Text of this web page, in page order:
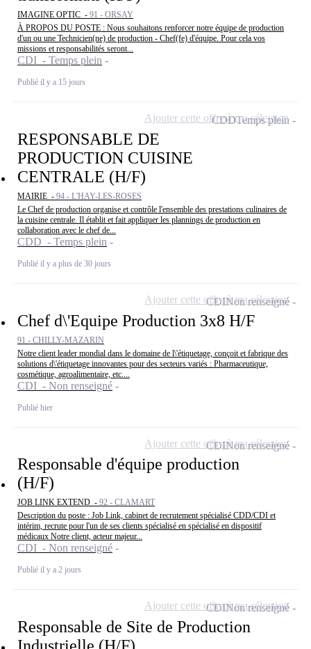
IMAGINE OPTIC - 91 - ORSAY
À PROPOS DU POSTE : Nous souhaitons renforcer notre équipe de production
d'un ou une Technicien(ne) de production - Chef(fe) d'équipe. Pour cela vos
missions et responsabilités seront...
CDI - Temps plein
Publié il y a 15 jours
RESPONSABLE DE
PRODUCTION CUISINE
CENTRALE (H/F)
MAIRIE - 94 - L'HAY-LES-ROSES
Le Chef de production organise et contrôle l'ensemble des prestations culinaires de
la cuisine centrale. Il établit et fait appliquer les plannings de production en
collaboration avec le chef de...
CDD - Temps plein
Publié il y a plus de 30 jours
CDDTemps plein
Ajouter cette offre à ma sélection
Chef d\'Equipe Production 3x8 H/F
91 - CHILLY-MAZARIN
Notre client leader mondial dans le domaine de l\'étiquetage, conçoit et fabrique des
solutions d\'étiquetage innovantes pour des secteurs variés : Pharmaceutique,
cosmétique, agroalimentaire, etc....
CDI - Non renseigné
Publié hier
CDINon renseigné
Ajouter cette offre à ma sélection
Responsable d'équipe production
(H/F)
JOB LINK EXTEND - 92 - CLAMART
Description du poste : Job Link, cabinet de recrutement spécialisé CDD/CDI et
intérim, recrute pour l'un de ses clients spécialisé en spécialisé en dispositif
médicaux Notre client, acteur majeur...
CDI - Non renseigné
Publié il y a 2 jours
CDINon renseigné
Ajouter cette offre à ma sélection
Responsable de Site de Production
CDINon renseigné
Ajouter cette offre à ma sélection